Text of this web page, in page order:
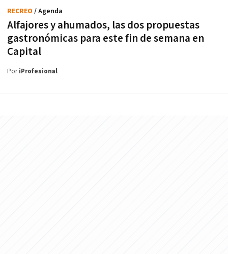
Alfajores y ahumados, las dos propuestas
gastronómicas para este fin de semana en
Capital
RECREO / Agenda
PoriProfesional